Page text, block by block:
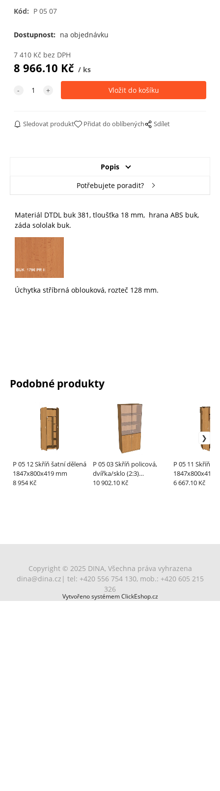
Kód: P 05 07
Dostupnost: na objednávku
7 410Kč bez DPH
8 966.10 Kč ks
Sledovat produkt Přidat do oblíbených Sdílet
Popis
Potřebujete poradit?
Materiál DTDL buk 381, tloušťka 18 mm, hrana ABS buk,
záda sololak buk.
Úchytka stříbrná oblouková, rozteč 128 mm.
Podobné produkty
P 05 12 Skříň šatní dělená
1847x800x419 mm
8 954 Kč
P 05 03 Skříň policová,
dvířka/sklo (2:3)
1847x800x419 mm
10 902.10 Kč
P 05 11 Skříň
1847x800x419
6 667.10 Kč
Copyright © 2025 DINA, Všechna práva vyhrazena
dina@dina.cz | tel: +420 556 754 130, mob.: +420 605 215
326
Vytvořeno systémem ClickEshop.cz